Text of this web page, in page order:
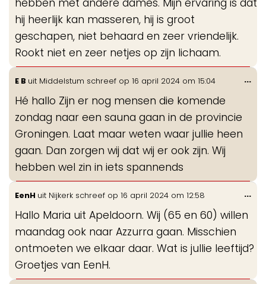
hij heerlijk kan masseren, hij is groot
geschapen, niet behaard en zeer vriendelijk.
Rookt niet en zeer netjes op zijn lichaam.
E B uit Middelstum schreef op 16 april 2024 om 15:04
Hé hallo Zijn er nog mensen die komende
zondag naar een sauna gaan in de provincie
Groningen. Laat maar weten waar jullie heen
gaan. Dan zorgen wij dat wij er ook zijn. Wij
hebben wel zin in iets spannends
...
EenH uit Nijkerk schreef op 16 april 2024 om 12:58
Hallo Maria uit Apeldoorn. Wij (65 en 60) willen
maandag ook naar Azzurra gaan. Misschien
ontmoeten we elkaar daar. Wat is jullie leeftijd?
Groetjes van EenH.
...